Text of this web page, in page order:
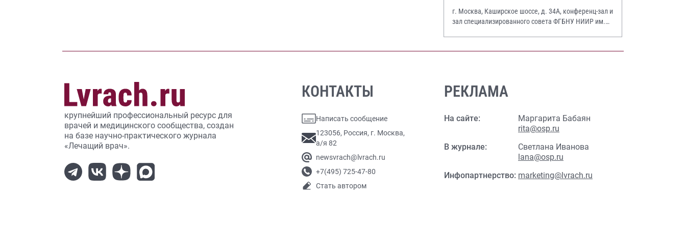
г. Москва, Каширское шоссе, д. 34А, конференц-зал и
зал специализированного совета ФГБНУ НИИР им.
крупнейший профессиональный ресурс для
врачей и медицинского сообщества, создан
на базе научно-практического журнала
«Лечащий врач».
КОНТАКТЫ
Написать сообщение
123056, Россия, г. Москва,
а/я 82
newsvrach@lvrach.ru
+7(495) 725-47-80
Стать автором
РЕКЛАМА
На сайте:
Маргарита Бабаян
rita@osp.ru
В журнале:
Светлана Иванова
lana@osp.ru
Инфопартнерство: marketing@lvrach.ru